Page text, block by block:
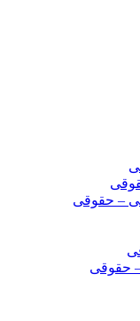
– حقوقی
حقوقی